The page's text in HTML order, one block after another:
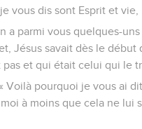
vous dis sont Esprit et vie,
a parmi vous quelques-
Jésus savait dès le
pas et qui était celui qui le
Voilà pourquoi je vous ai
à moins que cela ne lui